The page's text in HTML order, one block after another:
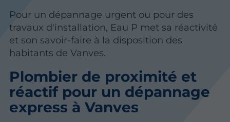
Pour un dépannage urgent ou pour des
travaux d'installation, Eau P met sa réactivité
et son savoir-faire à la disposition des
habitants de Vanves.
Plombier de proximité et
réactif pour un dépannage
express à Vanves